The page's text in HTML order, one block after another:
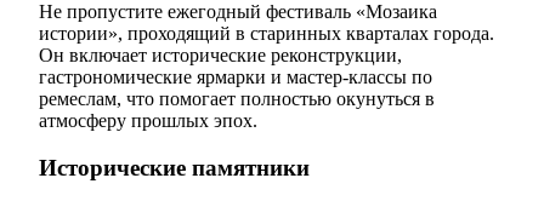
Не пропустите ежегодный фестиваль «Мозаика
истории», проходящий в старинных кварталах города.
Он включает исторические реконструкции,
гастрономические ярмарки и мастер-классы по
ремеслам, что помогает полностью окунуться в
атмосферу прошлых эпох.
Исторические памятники